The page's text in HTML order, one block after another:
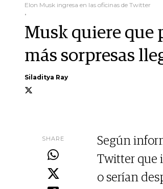
Elon Musk ingresa en las oficinas de Twitter
.
Musk quiere que
más sorpresas
Siladitya Ray
SHARE
Según
Twitter que
o serían